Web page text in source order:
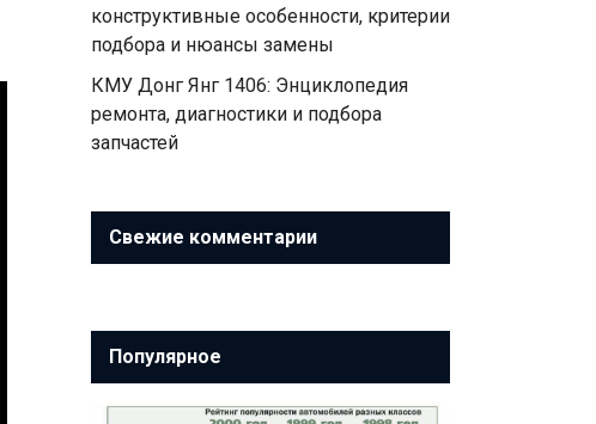
конструктивные особенности, критерии
подбора и нюансы замены
КМУ Донг Янг 1406: Энциклопедия
ремонта, диагностики и подбора
запчастей
Свежие комментарии
Популярное